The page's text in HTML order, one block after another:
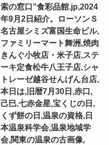
索の窓口”食彩品館.jp,2024
年9月2日紹介。ローソンＳ
名古屋シミズ富国生命ビル,
ファミリーマート舞洲,焼肉
きんぐ小牧店・米子店,ステ
ーキ定食松牛八王子店,シャ
トレーゼ越谷せんげん台店,
本日は,旧暦7月30日,赤口,
己巳,七赤金星,宝くじの日,
くず餅の日,温泉の資格,日
本温泉科学会,温泉地域学
会,関東の温泉の古画像,